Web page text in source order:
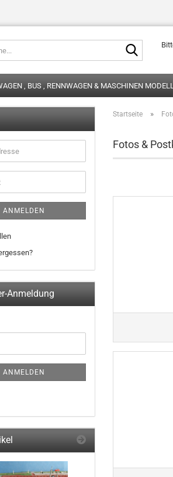
Suche...
, BUS , RENNWAGEN & MASCHINEN
Startseite »
Fotos &
ANMELDEN
Anmeldung
ANMELDEN